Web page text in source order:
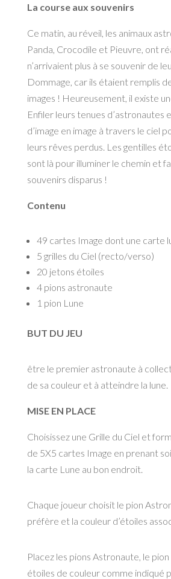
La course aux souvenirs
Ce matin, au réveil, les animaux
Panda, Crocodile et Pieuvre, ont
n’arrivaient plus à se souvenir de
Dommage, car ils étaient remplis
images ! Heureusement, il existe
Enfiler leurs tenues d’astronautes
d’image en image à travers le ciel
leurs rêves perdus. Les gentilles
sont là pour illuminer le chemin et
souvenirs disparus !
Contenu
49 cartes Image dont une carte
5 grilles du Ciel (recto/verso)
20 jetons étoiles
4 pions astronaute
1 pion Lune
BUT DU JEU
être le premier astronaute à
de sa couleur et à atteindre la lune.
MISE EN PLACE
Choisissez une Grille du Ciel et
de 5X5 cartes Image en prenant
la carte Lune au bon endroit.
Chaque joueur choisit le pion
préfère et la couleur d’étoiles
Placez les pions Astronaute, le
étoiles de couleur comme indiqué